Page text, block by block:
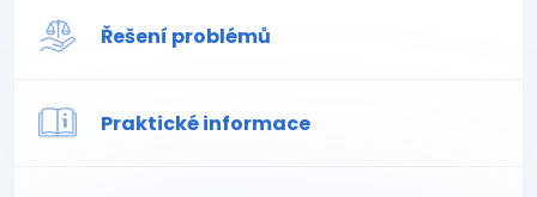
Řešení problémů
Praktické informace